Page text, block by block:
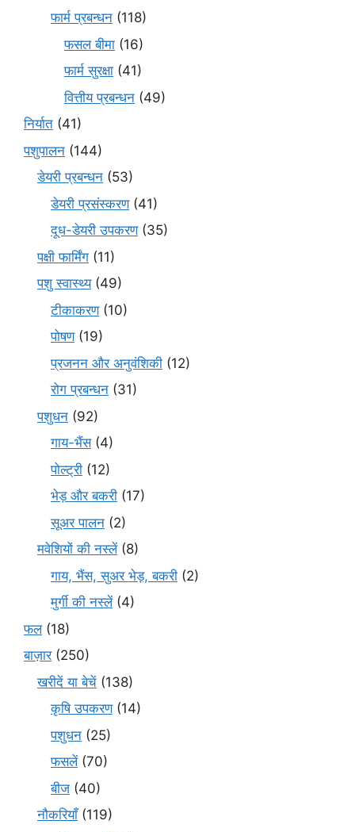
फार्म प्रबन्धन (118)
फसल बीमा (16)
फार्म सुरक्षा (41)
वित्तीय प्रबन्धन (49)
निर्यात (41)
पशुपालन (144)
डेयरी प्रबन्धन (53)
डेयरी प्रसंस्करण(41)
दूध-डेयरी उपकरण(35)
पक्षी फार्मिंग (11)
पशु स्वास्थ्य(49)
टीकाकरण(10)
पोषण(19)
प्रजनन और अनुवंशिकी (12)
रोग प्रबन्धन (31)
पशुधन (92)
गाय-भैंस(4)
पोल्ट्री (12)
भेड़ और बकरी (17)
सूअर पालन (2)
मवेशियों की नस्लें(8)
गाय, भैंस, सुअर भेड़, बकरी (2)
मुर्गी की नस्लें(4)
फल(18)
बाज़ार(250)
खरीदें या बेचें (138)
कृषि उपकरण(14)
पशुधन (25)
फसलें(70)
बीज (40)
नौकरियाँ(119)